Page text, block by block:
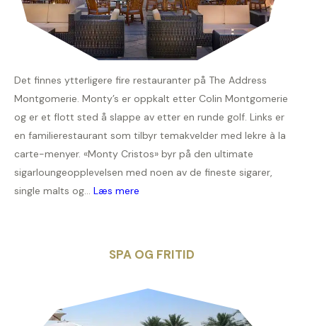
Det finnes ytterligere fire restauranter på The Address
Montgomerie. Monty’s er oppkalt etter Colin Montgomerie
og er et flott sted å slappe av etter en runde golf. Links er
en familierestaurant som tilbyr temakvelder med lekre à la
carte-menyer. «Monty Cristos» byr på den ultimate
sigarloungeopplevelsen med noen av de fineste sigarer,
single malts og... Læs mere
SPA OG FRITID